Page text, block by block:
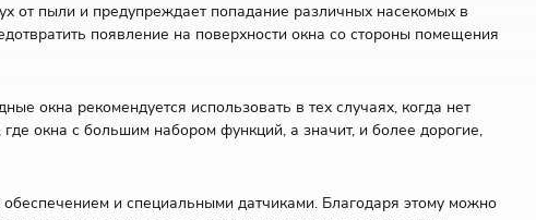
от пыли и предупреждает попадание различных насекомых в
появление на поверхности окна со стороны помещения
окна рекомендуется использовать в тех случаях, когда нет
окна с большим набором функций, а значит, и более дорогие,
и специальными датчиками. Благодаря этому можно